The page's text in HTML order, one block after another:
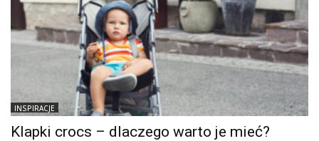
INSPIRACJE
Klapki crocs – dlaczego warto je mieć?